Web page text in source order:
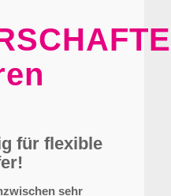
für flexible
sehr